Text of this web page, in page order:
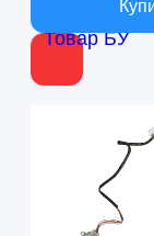
Товар БУ